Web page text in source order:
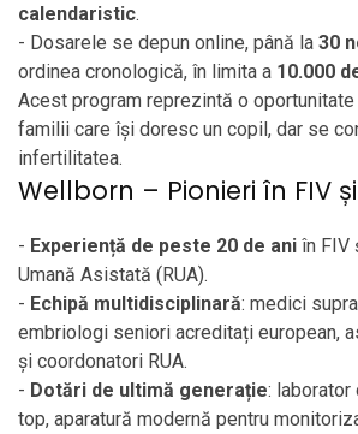
calendaristic.
- Dosarele se depun online, până la 30
ordinea cronologică, în limita a 10.000
Acest program reprezintă o
familii care își doresc un copil, dar se
infertilitatea.
Wellborn – Pionieri în FIV și
- Experiență de peste 20 de ani în FIV
Umană Asistată (RUA).
- Echipă multidisciplinară: medici
embriologi seniori acreditați european,
și coordonatori RUA.
- Dotări de ultimă generație:
top, aparatură modernă pentru